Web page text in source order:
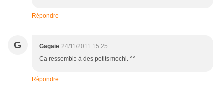
Répondre
G Gagaie 24/11/2011 15:25
Ca ressemble à des petits mochi. ^^
Répondre